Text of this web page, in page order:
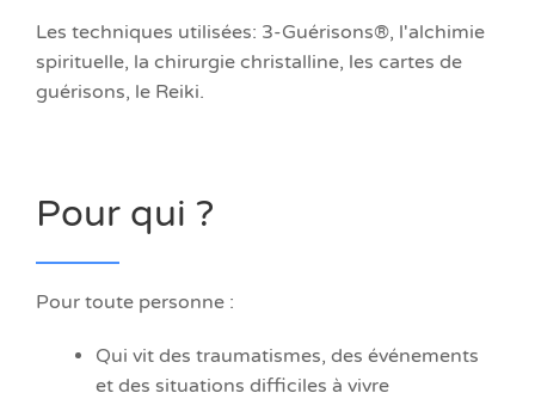
Les techniques utilisées: 3-Guérisons®, l'alchimie
spirituelle, la chirurgie christalline, les cartes de
guérisons, le Reiki.
Pour qui ?
Pour toute personne :
Qui vit des traumatismes, des événements
et des situations difficiles à vivre